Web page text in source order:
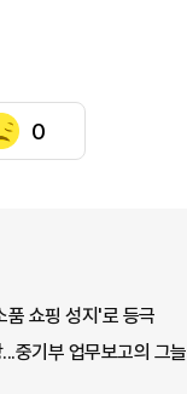
0
품 쇼핑 성지'로 등극
중기부 업무보고의 그늘